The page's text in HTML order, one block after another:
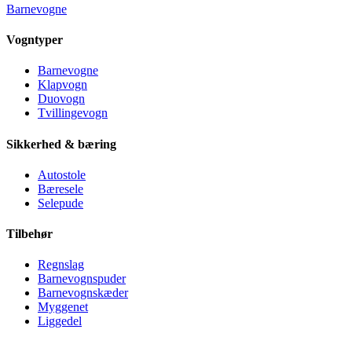
Barnevogne
Vogntyper
Barnevogne
Klapvogn
Duovogn
Tvillingevogn
Sikkerhed & bæring
Autostole
Bæresele
Selepude
Tilbehør
Regnslag
Barnevognspuder
Barnevognskæder
Myggenet
Liggedel